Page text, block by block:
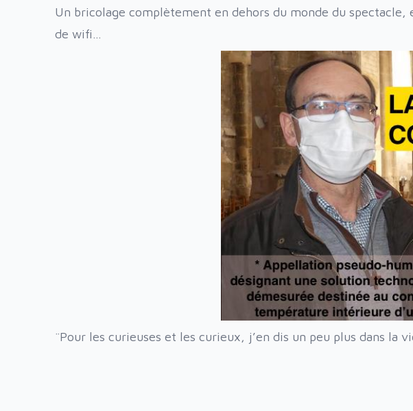
Un bricolage complètement en dehors du monde du
de wifi…
¨Pour les curieuses et les curieux, j’en dis un peu plus dans la